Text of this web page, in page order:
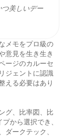
つ美しいデー
メモをプロ級の
意見を生き生き
ージのカルーセ
ジェントに認識
える必要はあり
グ、比率図、比
から選択でき、
ダークテック、